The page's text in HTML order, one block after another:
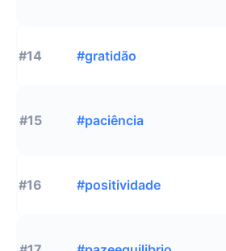
#14 #gratidão
#15 #paciência
#16 #positividade